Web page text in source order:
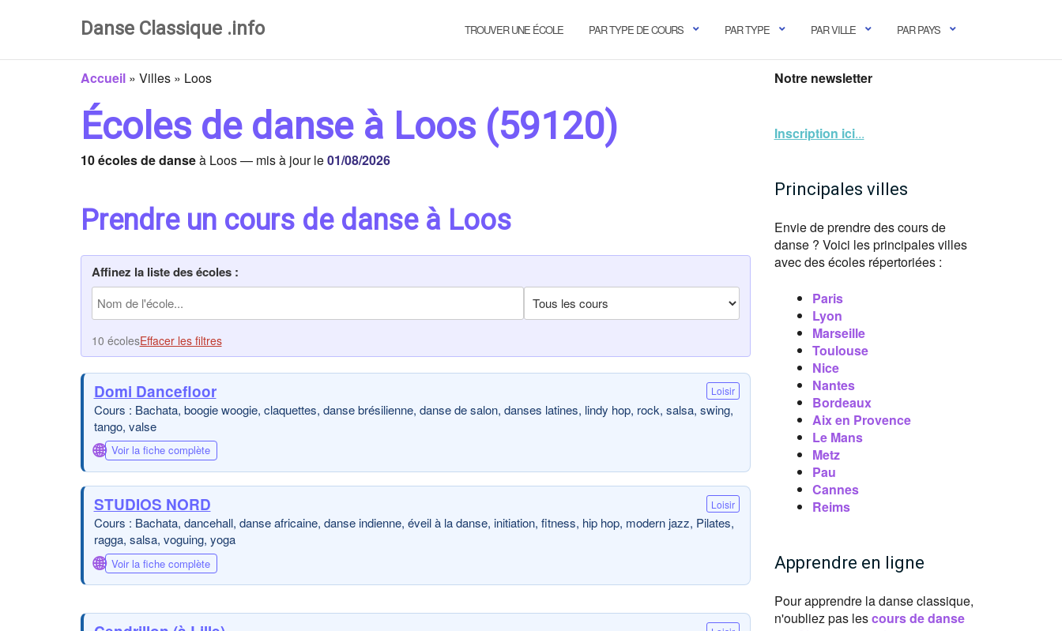
Danse Classique .info TROUVER UNE ÉCOLE PAR TYPE DE COURS PAR TYPE PAR VILLE PAR PAYS
Accueil » Villes » Loos
Écoles de danse à Loos (59120)
10 écoles de danseà Loos — mis à jour le01/08/2026
Prendre un cours de danse à Loos
Affinez la liste des écoles :
10 écolesEffacer les filtres
Domi Dancefloor Loisir
Cours : Bachata, boogie woogie, claquettes, danse brésilienne, danse de salon, danses latines, lindy hop, rock, salsa, swing,
tango, valse
🌐 Voir la fiche complète
STUDIOS NORD Loisir
Cours : Bachata, dancehall, danse africaine, danse indienne, éveil à la danse, initiation, fitness, hip hop, modern jazz, Pilates,
ragga, salsa, voguing, yoga
🌐 Voir la fiche complète
Notre newsletter
Inscription ici...
Principales villes
Envie de prendre des cours de
danse ? Voici les principales villes
avec des écoles répertoriées :
Paris
Lyon
Marseille
Toulouse
Nice
Nantes
Bordeaux
Aix en Provence
Le Mans
Metz
Pau
Cannes
Reims
Apprendre en ligne
Pour apprendre la danse classique,
n'oubliez pas lescours de danse